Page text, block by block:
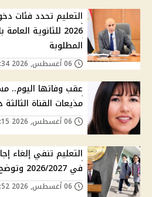
التعليم تحدد فئات
2026 للثانوية
المطلوبة
عقب وفاتها اليوم..
مذيعات القناة
التعليم تنفي إلغاء
في 2026/2027 وتوضح نظام الحضور